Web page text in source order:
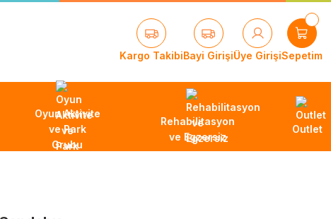
Kargo TakibiBayi GirişiÜye GirişiSepetim
Oyun Aktivite
ve Park
Grubu
Rehabilitasyon
ve Egzersiz
Outlet